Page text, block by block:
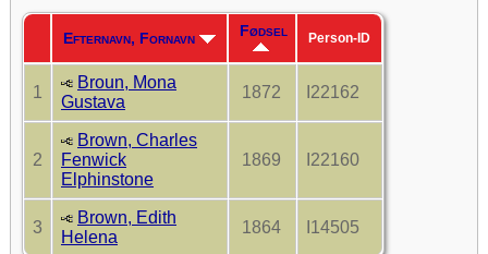
Efternavn, Fornavn Fødsel Person-ID
1
Broun, Mona
Gustava
1872 I22162
2
Brown, Charles
Fenwick
Elphinstone
1869 I22160
3
Brown, Edith
Helena
1864 I14505